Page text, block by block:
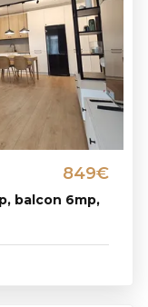
balcon 6mp,
849€